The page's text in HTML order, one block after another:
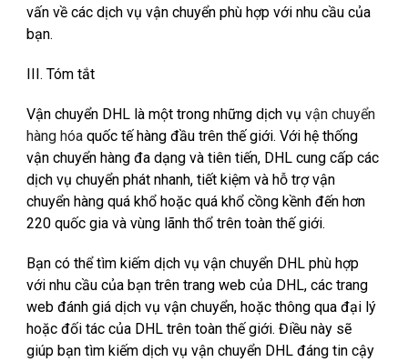
vấn về các dịch vụ vận chuyển phù hợp với nhu cầu của
bạn.
III. Tóm tắt
Vận chuyển DHL là một trong những dịch vụvận chuyển
hàng hóa quốc tế hàng đầu trên thế giới. Với hệ thống
vận chuyển hàng đa dạng và tiên tiến, DHL cung cấp các
dịch vụ chuyển phát nhanh, tiết kiệm và hỗ trợ vận
chuyển hàng quá khổ hoặc quá khổ cồng kềnh đến hơn
220 quốc gia và vùng lãnh thổ trên toàn thế giới.
Bạn có thể tìm kiếm dịch vụ vận chuyển DHL phù hợp
với nhu cầu của bạn trên trang web của DHL, các trang
web đánh giá dịch vụ vận chuyển, hoặc thông qua đại lý
hoặc đối tác của DHL trên toàn thế giới. Điều này sẽ
giúp bạn tìm kiếm dịch vụ vận chuyển DHL đáng tin cậy